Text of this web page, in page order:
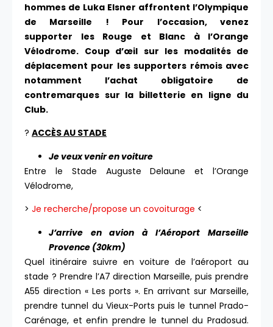
hommes de Luka Elsner affrontent l’Olympique
de Marseille ! Pour l’occasion, venez
supporter les Rouge et Blanc à l’Orange
Vélodrome. Coup d’œil sur les modalités de
déplacement pour les supporters rémois avec
notamment l’achat obligatoire de
contremarques sur la billetterie en ligne du
Club.
? ACCÈS AU STADE
Je veux venir en voiture
Entre le Stade Auguste Delaune et l’Orange
Vélodrome,
> Je recherche/propose un covoiturage <
J’arrive en avion à l’Aéroport Marseille
Provence (30km)
Quel itinéraire suivre en voiture de l’aéroport au
stade ? Prendre l’A7 direction Marseille, puis prendre
A55 direction « Les ports ». En arrivant sur Marseille,
prendre tunnel du Vieux-Ports puis le tunnel Prado-
Carénage, et enfin prendre le tunnel du Pradosud.